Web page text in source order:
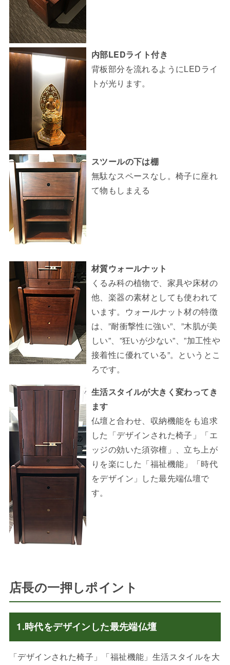
内部LEDライト付き
背板部分を流れるようにLEDライ
トが光ります。
スツールの下は棚
無駄なスペースなし。椅子に座れ
て物もしまえる
材質ウォールナット
くるみ科の植物で、家具や床材の
他、楽器の素材としても使われて
います。ウォールナット材の特徴
は、”耐衝撃性に強い”、”木肌が美
しい”、”狂いが少ない”、”加工性や
接着性に優れている”。というとこ
ろです。
生活スタイルが大きく変わってき
ます
仏壇と合わせ、収納機能をも追求
した「デザインされた椅子」「エ
ッジの効いた須弥檀」、立ち上が
りを楽にした「福祉機能」「時代
をデザイン」した最先端仏壇で
す。
店長の一押しポイント
1.時代をデザインした最先端仏壇
「デザインされた椅子」「福祉機能」生活スタイルを大